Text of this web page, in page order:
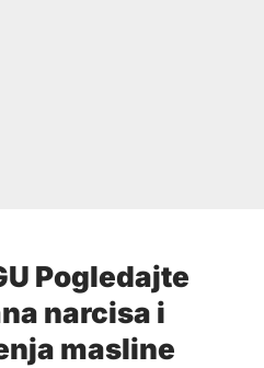
Pogledajte
narcisa i
masline